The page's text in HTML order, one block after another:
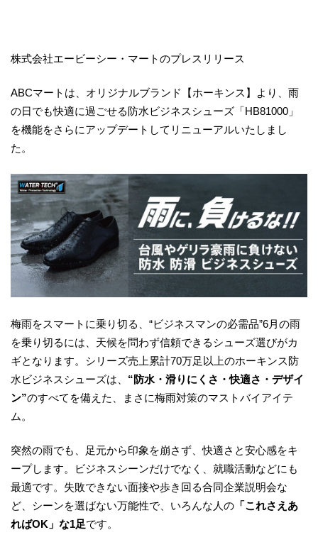
株式会社エービーシー・マートのプレスリリース
ABCマートは、オリジナルブランド【ホーキンス】より、雨
の日でも快適に過ごせる防水ビジネスシューズ「HB81000」
を機能をさらにアップデートしてリニューアルいたしまし
た。
梅雨をスマートに乗り切る、“ビジネスマンの必需品”6月の雨
を乗り切るには、天候を問わず信頼できるシューズ選びがカ
ギとなります。シリーズ売上累計70万足以上のホーキンス防
水ビジネスシューズは、 “防水・滑りにくさ・快適さ・デザイ
ン”のすべてを備えた、まさに梅雨対策のマストバイアイテ
ム。
突然の雨でも、足元から印象を崩さず、快適さと安心感をキ
ープします。ビジネスシーンだけでなく、就職活動などにも
最適です。失敗できない面接や歩き回る合同企業説明会な
ど、シーンを選ばない万能性で、いろんな人の 「これさえあ
ればOK」な1足です。